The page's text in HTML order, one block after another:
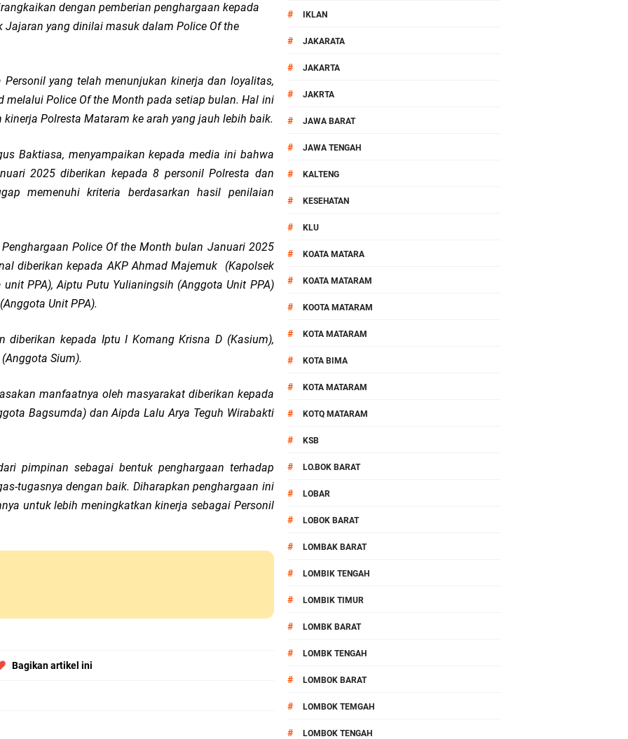
Batu Pertama Balai Kemitraan Polri dan Masyarakat
Peraih Juara III Badminton Kapolri Cup 2026
Prosesi Ngaben di Cilinaya
Polsek Mataram Bagikan Bendera Merah Putih
dengan pemberian penghargaan kepada
yang dinilai masuk dalam Police Of the
yang telah menunjukan kinerja dan loyalitas,
melalui Police Of the Month pada setiap bulan. Hal ini
Polresta Mataram ke arah yang jauh lebih baik.
Baktiasa, menyampaikan kepada media ini bahwa
2025 diberikan kepada 8 personil Polresta dan
memenuhi kriteria berdasarkan hasil penilaian
Police Of the Month bulan Januari 2025
diberikan kepada AKP Ahmad Majemuk (Kapolsek
PPA), Aiptu Putu Yulianingsih (Anggota Unit PPA)
Unit PPA).
diberikan kepada Iptu I Komang Krisna D (Kasium),
Sium).
manfaatnya oleh masyarakat diberikan kepada
Bagsumda) dan Aipda Lalu Arya Teguh Wirabakti
pimpinan sebagai bentuk penghargaan terhadap
tugasnya dengan baik. Diharapkan penghargaan ini
untuk lebih meningkatkan kinerja sebagai Personil
Bagikan artikel ini
# IKLAN
# JAKARATA
# JAKARTA
# JAKRTA
# JAWA BARAT
# JAWA TENGAH
# KALTENG
# KESEHATAN
# KLU
# KOATA MATARA
# KOATA MATARAM
# KOOTA MATARAM
# KOTA MATARAM
# KOTA BIMA
# KOTA MATARAM
# KOTQ MATARAM
# KSB
# LO.BOK BARAT
# LOBAR
# LOBOK BARAT
# LOMBAK BARAT
# LOMBIK TENGAH
# LOMBIK TIMUR
# LOMBK BARAT
# LOMBK TENGAH
# LOMBOK BARAT
# LOMBOK TEMGAH
# LOMBOK TENGAH